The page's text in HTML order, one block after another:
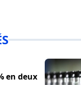
en deux